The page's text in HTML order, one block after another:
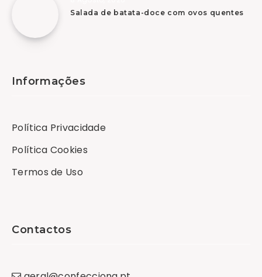
Salada de batata-doce com ovos quentes
Informações
Política Privacidade
Política Cookies
Termos de Uso
Contactos